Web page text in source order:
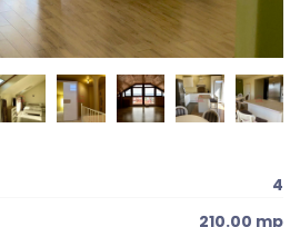
4
210.00 mp